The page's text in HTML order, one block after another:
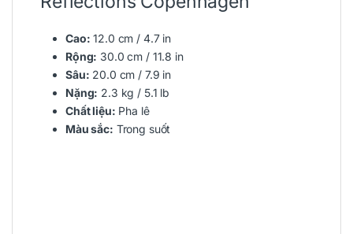
Cao: 12.0 cm / 4.7 in
Rộng: 30.0 cm / 11.8 in
Sâu: 20.0 cm / 7.9 in
Nặng: 2.3 kg / 5.1 lb
Chất liệu: Pha lê
Màu sắc: Trong suốt